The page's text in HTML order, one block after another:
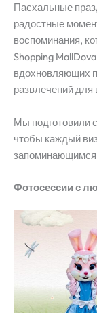
Пасхальные
радостные
воспоминания,
Shopping
вдохновляющих
развлечений для
Мы подготовили
чтобы каждый
Фотосессии с